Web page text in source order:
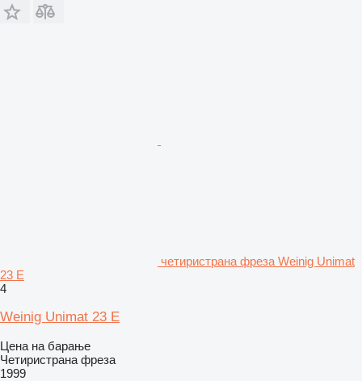
четиристрана фреза Weinig Unimat
23 E
4
Weinig Unimat 23 E
Цена на барање
Четиристрана фреза
1999